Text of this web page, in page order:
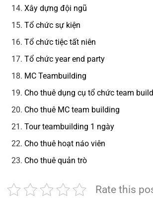
Xây dựng đội ngũ
Tổ chức sự kiện
Tổ chức tiệc tất niên
Tổ chức year end party
MC Teambuilding
Cho thuê dụng cụ tổ chức team
Cho thuê MC team building
Tour teambuilding 1 ngày
Cho thuê hoạt náo viên
Cho thuê quản trò
Rate this